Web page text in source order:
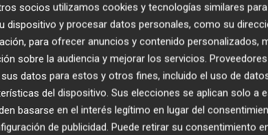
no perdía desde el 29 de diciembre de
Baloncesto por (83-58).
de forma consecutiva a Peñas Huesca, Marín
Ourense, Força Lleida y Almansa, durante la
Castellón, Peñas Huesca y Almansa en la
socios utilizamos cookies y tecnologías similares
dispositivo y procesar datos personales, como su
para ofrecer anuncios y contenido personalizados,
sobre la audiencia y mejorar los servicios.
datos para estos y otros fines, incluido el uso de
del dispositivo. Sus elecciones se aplican solo a
basarse en el interés legítimo en lugar del
de publicidad. Puede retirar su consentimiento